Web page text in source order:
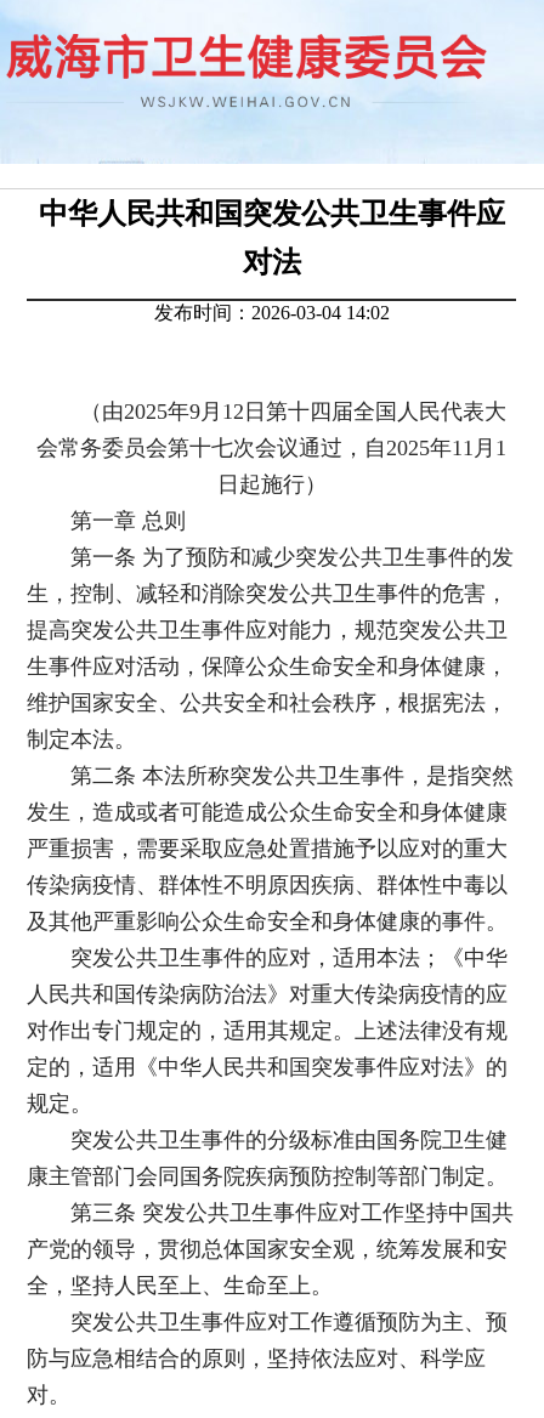
中华人民共和国突发公共卫生事件应
对法
发布时间：2026-03-04 14:02
（由2025年9月12日第十四届全国人民代表大
会常务委员会第十七次会议通过，自2025年11月1
日起施行）
第一章 总则
第一条 为了预防和减少突发公共卫生事件的发
生，控制、减轻和消除突发公共卫生事件的危害，
提高突发公共卫生事件应对能力，规范突发公共卫
生事件应对活动，保障公众生命安全和身体健康，
维护国家安全、公共安全和社会秩序，根据宪法，
制定本法。
第二条 本法所称突发公共卫生事件，是指突然
发生，造成或者可能造成公众生命安全和身体健康
严重损害，需要采取应急处置措施予以应对的重大
传染病疫情、群体性不明原因疾病、群体性中毒以
及其他严重影响公众生命安全和身体健康的事件。
突发公共卫生事件的应对，适用本法；《中华
人民共和国传染病防治法》对重大传染病疫情的应
对作出专门规定的，适用其规定。上述法律没有规
定的，适用《中华人民共和国突发事件应对法》的
规定。
突发公共卫生事件的分级标准由国务院卫生健
康主管部门会同国务院疾病预防控制等部门制定。
第三条 突发公共卫生事件应对工作坚持中国共
产党的领导，贯彻总体国家安全观，统筹发展和安
全，坚持人民至上、生命至上。
突发公共卫生事件应对工作遵循预防为主、预
防与应急相结合的原则，坚持依法应对、科学应
对。